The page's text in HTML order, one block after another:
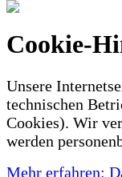
Cookie-
Unsere
technischen
Cookies). Wir
werden
Mehr erfahren: